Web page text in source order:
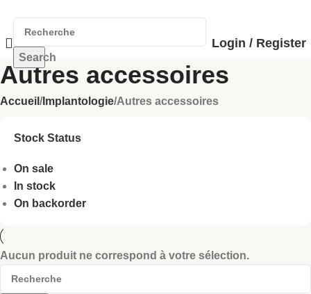
Search
Login / Register
Autres accessoires
Accueil Implantologie Autres accessoires
Stock Status
On sale
In stock
On backorder
Aucun produit ne correspond à votre sélection.